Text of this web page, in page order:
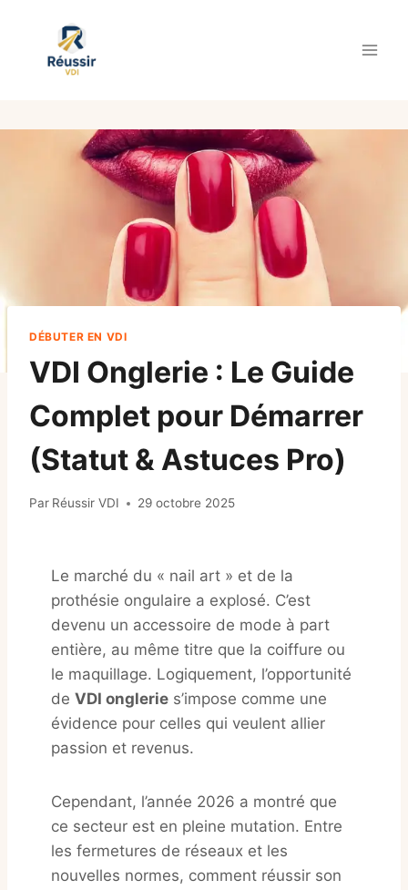
contenu
DÉBUTER EN VDI
VDI Onglerie : Le Guide
Complet pour Démarrer
(Statut & Astuces Pro)
Par Réussir VDI 29 octobre 2025
Le marché du « nail art » et de la
prothésie ongulaire a explosé. C’est
devenu un accessoire de mode à part
entière, au même titre que la coiffure ou
le maquillage. Logiquement, l’opportunité
de VDI onglerie s’impose comme une
évidence pour celles qui veulent allier
passion et revenus.
Cependant, l’année 2026 a montré que
ce secteur est en pleine mutation. Entre
les fermetures de réseaux et les
nouvelles normes, comment réussir son